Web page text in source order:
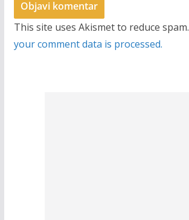
This site uses Akismet to reduce spam.
your comment data is processed.